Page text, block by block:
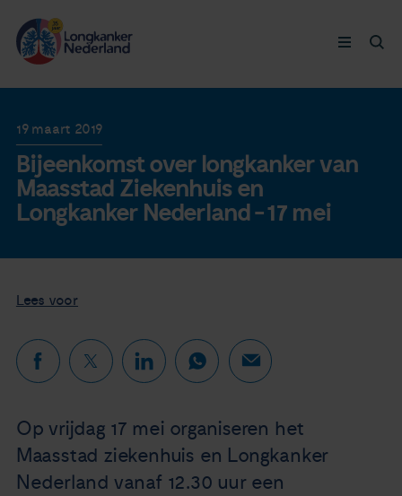
Doneer nu
Nieuws
Agenda
Longkanker
Leven met
Ervaringen
19 maart 2019
Bijeenkomst over longkanker van
Maasstad Ziekenhuis en
Longkanker Nederland - 17 mei
Lees voor
Op vrijdag 17 mei organiseren het
Maasstad ziekenhuis en Longkanker
Nederland vanaf 12.30 uur een